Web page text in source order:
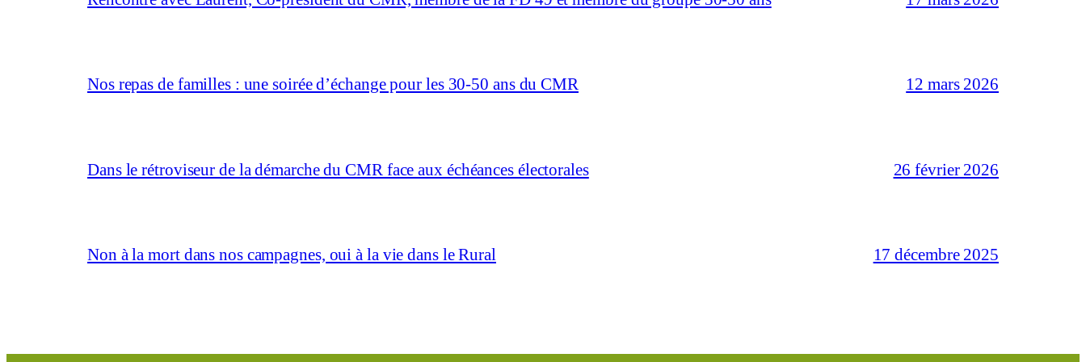
Nos repas de familles : une soirée d’échange pour les 30-50 ans du CMR 12 mars 2026
Dans le rétroviseur de la démarche du CMR face aux échéances électorales 26 février 2026
Non à la mort dans nos campagnes, oui à la vie dans le Rural 17 décembre 2025